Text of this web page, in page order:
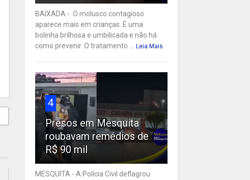
BAIXADA - O molusco contagioso
aparece mais em crianças. É uma
bolinha brilhosa e umbilicada e não há
como prevenir. O tratamento ... Leia Mais
4
Presos em Mesquita
roubavam remédios de
R$ 90 mil
MESQUITA - A Polícia Civil deflagrou